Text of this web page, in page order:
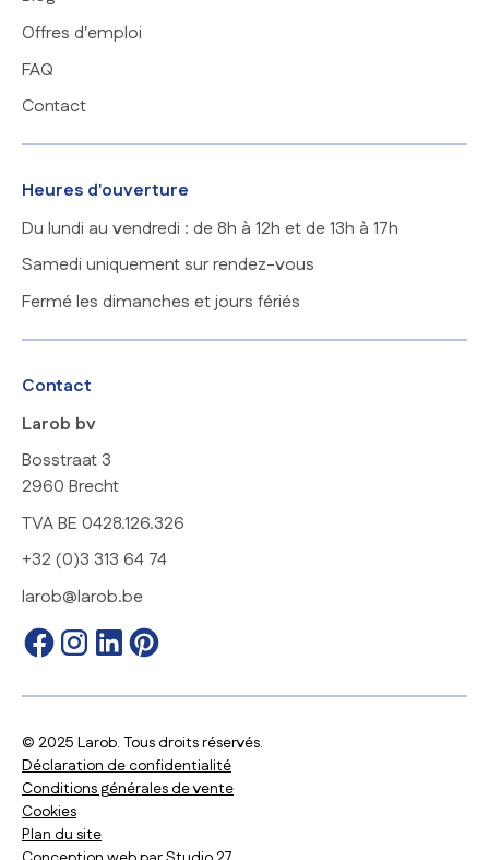
Offres d'emploi
FAQ
Contact
Heures d'ouverture
Du lundi au vendredi : de 8h à 12h et de 13h à 17h
Samedi uniquement sur rendez-vous
Fermé les dimanches et jours fériés
Contact
Larob bv
Bosstraat 3
2960 Brecht
TVA BE 0428.126.326
+32 (0)3 313 64 74
larob@larob.be
© 2025 Larob. Tous droits réservés.
Déclaration de confidentialité
Conditions générales de vente
Cookies
Plan du site